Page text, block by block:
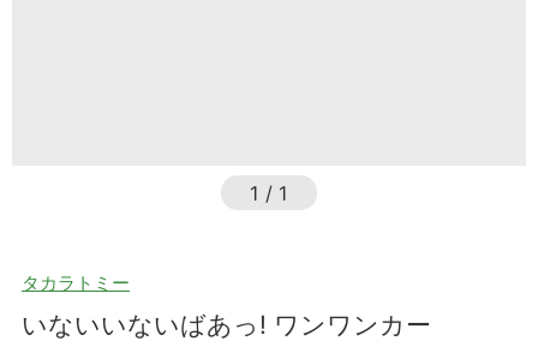
1 / 1
タカラトミー
いないいないばあっ! ワンワンカー